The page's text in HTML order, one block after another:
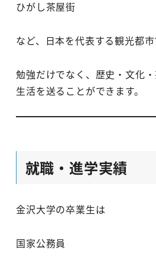
ひがし茶屋街
など、日本を代表する観光都市
勉強だけでなく、歴史・文化
生活を送ることができます。
就職・進学実績
金沢大学の卒業生は
国家公務員